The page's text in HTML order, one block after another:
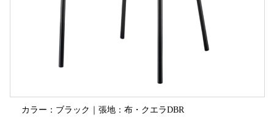
カラー：ブラック｜張地：布・クエラDBR